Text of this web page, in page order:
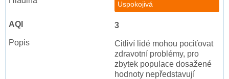
Uspokojivá
3
Citliví lidé mohou pociťovat
zdravotní problémy, pro
zbytek populace dosažené
hodnoty nepředstavují